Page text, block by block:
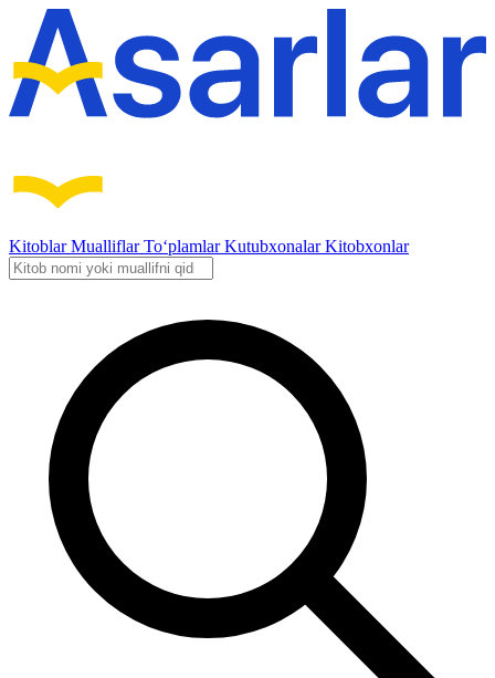
KitoblarMualliflarTo‘plamlarKutubxonalarKitobxonlar